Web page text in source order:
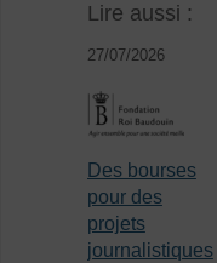
Lire aussi :
27/07/2026
Des bourses
pour des
projets
journalistiques